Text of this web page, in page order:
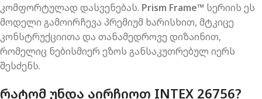
კომფორტულად დასვენებას. Prism Frame™ სერიის ეს
მოდელი გამოირჩევა პრემიუმ ხარისხით, მტკიცე
კონსტრუქციითა და თანამედროვე დიზაინით,
რომელიც ნებისმიერ ეზოს განსაკუთრებულ იერს
შესძენს.
ᲠᲐᲢᲝᲛ ᲣᲜᲓᲐ ᲐᲘᲠᲩᲘᲝᲗ INTEX 26756?